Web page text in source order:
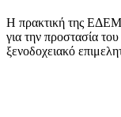
Η πρακτική της ΕΔΕΜ
για την προστασία
ξενοδοχειακό